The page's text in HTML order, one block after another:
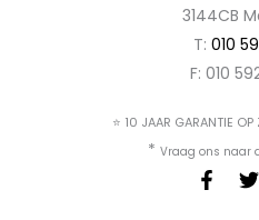
3144CB
T: 010
F: 010
⭐ 10 JAAR GARANTIE
* Vraag ons naar